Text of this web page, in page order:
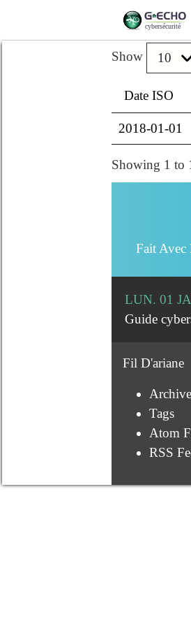
Show
Date ISO
2018-01-01
Showing 1 to
Fait Avec
LUN. 01
Guide
Fil D'ariane
Tags
Atom
RSS